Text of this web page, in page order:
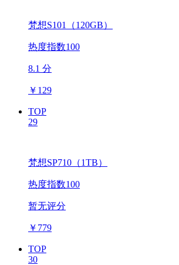
梵想S101（120GB）
热度指数100
8.1 分
￥ 129
TOP
29
梵想SP710（1TB）
热度指数100
暂无评分
￥ 779
TOP
30